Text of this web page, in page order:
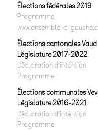
Élections fédérales 2019
Programme
www.ensemble-a-
Élections cantonales Vaud
Législature 2017-2022
Déclaration d’intention
Programme
Élections communales
Législature 2016-2021
Déclaration d’intention
Programme